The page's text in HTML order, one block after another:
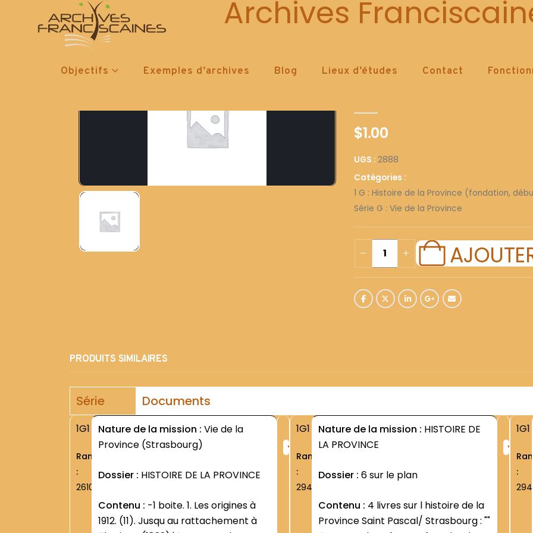
Archives
Objectifs Exemples d’archives Blog Lieux d’études Contact
2888
$1.00
UGS : 2888
Catégories :
1 G : Histoire de la Province (fondation,
Série G : Vie de la Province
PRODUITS SIMILAIRES
Série Documents
1G1
Rang
:
2610
Nature de la mission : Vie de la
Province (Strasbourg)
Dossier : HISTOIRE DE LA PROVINCE
Contenu :
1912. (11). Jusqu au rattachement à
+
1G1
Rang
:
2947
Nature de la mission : HISTOIRE DE
LA PROVINCE
Dossier : 6 sur le plan
Contenu :
Province Saint Pascal/ Strasbourg : ""
+
1G1
Rang
:
2948